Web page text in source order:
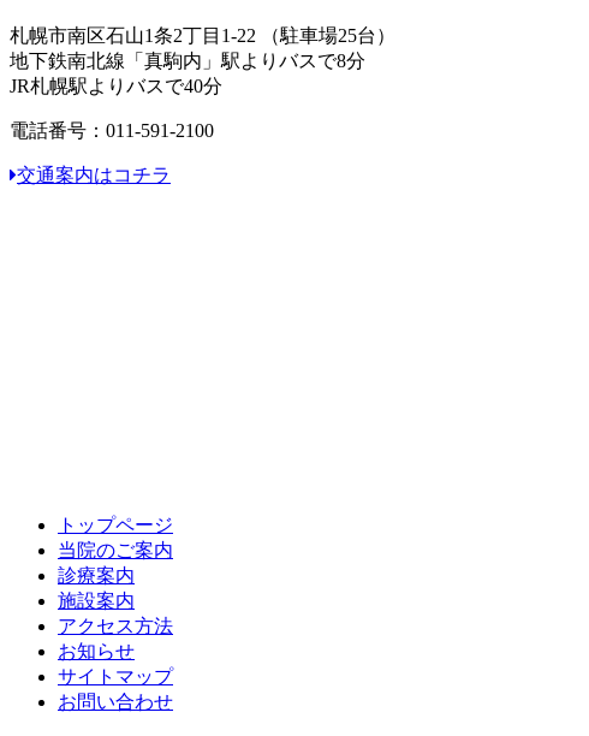
札幌市南区石山1条2丁目1-22 （駐車場25台）
地下鉄南北線「真駒内」駅よりバスで8分
JR札幌駅よりバスで40分
電話番号：011-591-2100
交通案内はコチラ
トップページ
当院のご案内
診療案内
施設案内
アクセス方法
お知らせ
サイトマップ
お問い合わせ